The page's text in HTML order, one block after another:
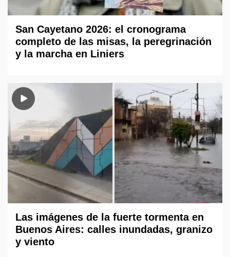
San Cayetano 2026: el cronograma
completo de las misas, la peregrinación
y la marcha en Liniers
Las imágenes de la fuerte tormenta en
Buenos Aires: calles inundadas, granizo
y viento